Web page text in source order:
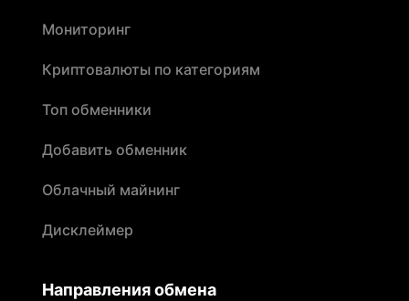
Мониторинг
Криптовалюты по категориям
Топ обменники
Добавить обменник
Облачный майнинг
Дисклеймер
Направления обмена